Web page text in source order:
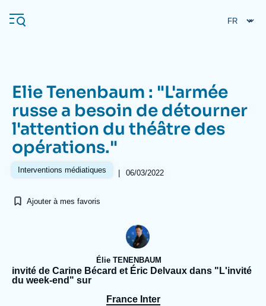
au
contenu
Navigation
principale
L'Ifri
Analyses
Se connecter
Nous soutenir
Elie Tenenbaum : "L'armée
russe a besoin de détourner
l'attention du théâtre des
opérations."
Interventions médiatiques | 06/03/2022
Ajouter à mes favoris
Élie TENENBAUM
invité de Carine Bécard et Éric Delvaux dans "L'invité
du week-end" sur
France Inter